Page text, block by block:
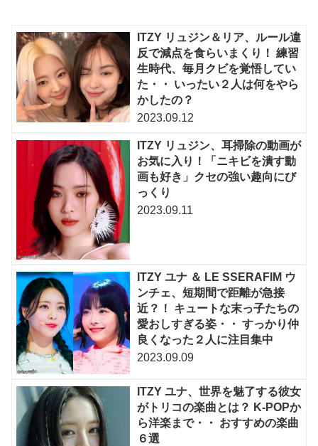
ITZY リュジン＆リア、ルール違
反で減点を食らいまくり！ 練習
生時代、毎月クビを覚悟してい
た・・ いったい２人は何をやら
かしたの？
2023.09.12
ITZY リュジン、耳掃除の動画が
お気に入り！「ニキビを潰す動
画も好き」クセの強い趣向にび
っくり
2023.09.11
ITZY ユナ ＆ LE SSERAFIM ウ
ンチェ、短期間で距離が急接
近？！ キュートな末っ子たちの
愛おしすぎる姿・・ すっかり仲
良くなった２人に注目集中
2023.09.09
ITZY ユナ、世界を魅了する彼女
がトリコの楽曲とは？ K-POPか
ら洋楽まで・・ おすすめの楽曲
６選